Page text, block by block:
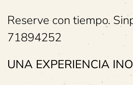
Reserve con tiempo.
71894252
UNA EXPERIENCIA